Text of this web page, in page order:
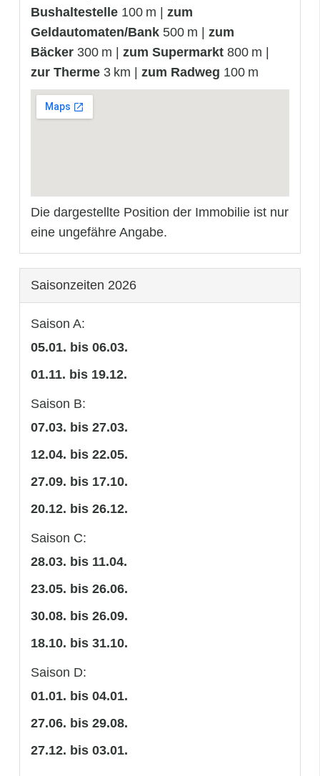
Bushaltestelle 100 m | zum
Geldautomaten/Bank 500 m | zum
Bäcker 300 m | zum Supermarkt 800 m |
zur Therme 3 km | zum Radweg 100 m
Die dargestellte Position der Immobilie ist nur
eine ungefähre Angabe.
Saisonzeiten 2026
Saison A:
05.01. bis 06.03.
01.11. bis 19.12.
Saison B:
07.03. bis 27.03.
12.04. bis 22.05.
27.09. bis 17.10.
20.12. bis 26.12.
Saison C:
28.03. bis 11.04.
23.05. bis 26.06.
30.08. bis 26.09.
18.10. bis 31.10.
Saison D:
01.01. bis 04.01.
27.06. bis 29.08.
27.12. bis 03.01.